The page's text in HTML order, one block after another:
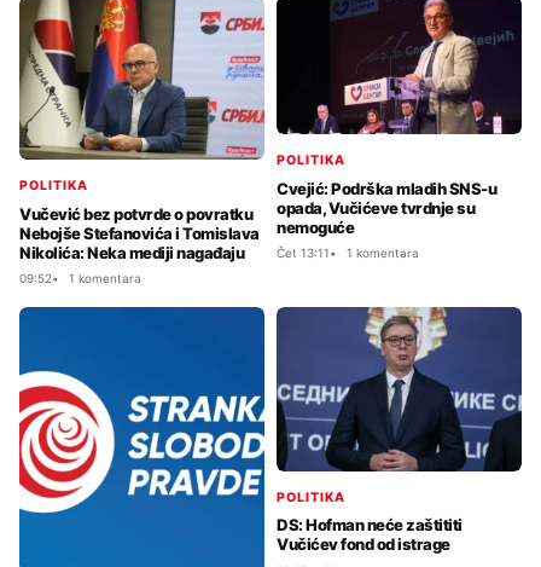
POLITIKA
Vučević bez potvrde o povratku
Nebojše Stefanovića i Tomislava
Nikolića: Neka mediji nagađaju
09:52 1 komentara
POLITIKA
Cvejić: Podrška mladih SNS-u
opada, Vučićeve tvrdnje su
nemoguće
Čet 13:11 1 komentara
POLITIKA
DS: Hofman neće zaštititi
Vučićev fond od istrage